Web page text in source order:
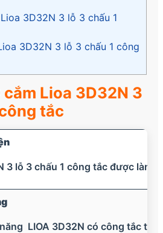
3D32N 3 lỗ 3 chấu 1
3D32N 3 lỗ 3 chấu 1 công
Lioa 3D32N 3
tắc
3 lỗ 3 chấu 1 công tắc được
LIOA 3D32N có công tắc